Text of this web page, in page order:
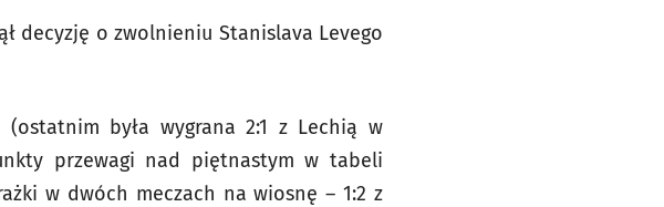
decyzję o zwolnieniu Stanislava Levego
była wygrana 2:1 z Lechią w
przewagi nad piętnastym w tabeli
w dwóch meczach na wiosnę – 1:2 z